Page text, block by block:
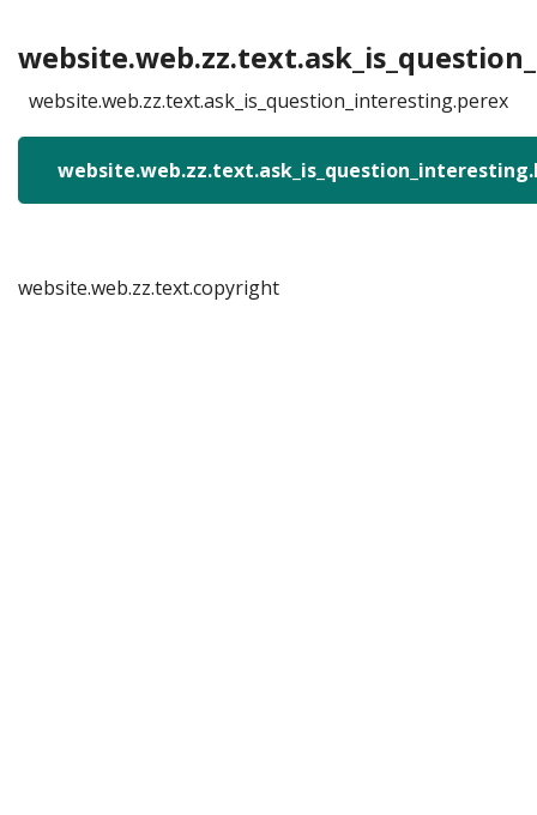
website.web.zz.text.ask_is_question_interesting.perex
website.web.zz.text.copyright